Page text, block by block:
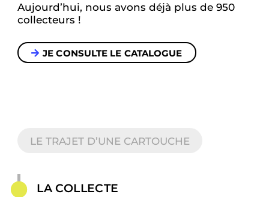
Aujourd’hui, nous avons déjà plus de 950
collecteurs !
JE CONSULTE LE CATALOGUE
LE TRAJET D’UNE CARTOUCHE
LA COLLECTE